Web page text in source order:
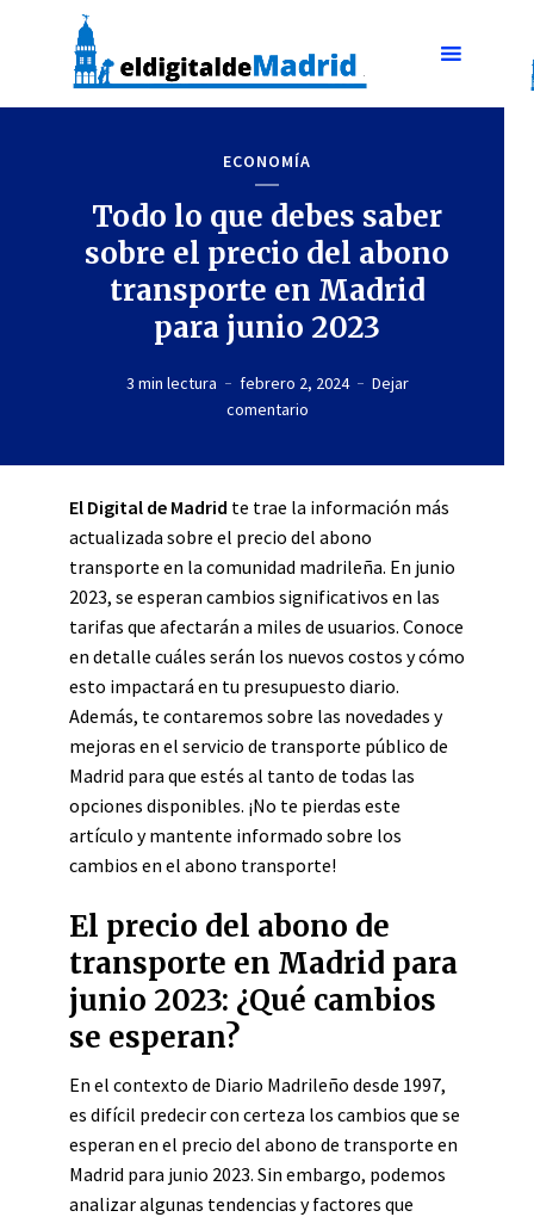
ECONOMÍA
Todo lo que debes saber
sobre el precio del abono
transporte en Madrid
para junio 2023
3 min lectura febrero 2, 2024
Dejar
comentario
El Digital de Madrid te trae la información más
actualizada sobre el precio del abono
transporte en la comunidad madrileña. En junio
2023, se esperan cambios significativos en las
tarifas que afectarán a miles de usuarios. Conoce
en detalle cuáles serán los nuevos costos y cómo
esto impactará en tu presupuesto diario.
Además, te contaremos sobre las novedades y
mejoras en el servicio de transporte público de
Madrid para que estés al tanto de todas las
opciones disponibles. ¡No te pierdas este
artículo y mantente informado sobre los
cambios en el abono transporte!
El precio del abono de
transporte en Madrid para
junio 2023: ¿Qué cambios
se esperan?
En el contexto de Diario Madrileño desde 1997,
es difícil predecir con certeza los cambios que se
esperan en el precio del abono de transporte en
Madrid para junio 2023. Sin embargo, podemos
analizar algunas tendencias y factores que